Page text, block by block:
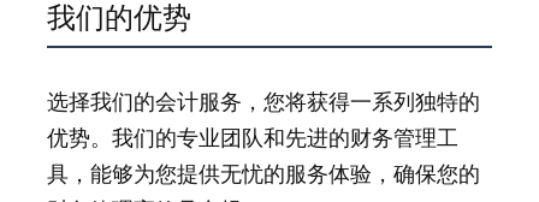
我们的优势
选择我们的会计服务，您将获得一系列独特的
优势。我们的专业团队和先进的财务管理工
具，能够为您提供无忧的服务体验，确保您的